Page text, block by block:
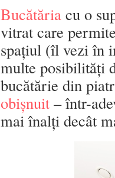
Bucătăria cu o
vitrat care
spațiul (îl vezi în
multe posibilități
bucătărie din
obișnuit – într-
mai înalți decât